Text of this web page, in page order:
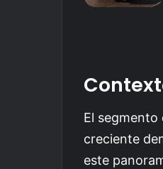
El segmento
creciente
este